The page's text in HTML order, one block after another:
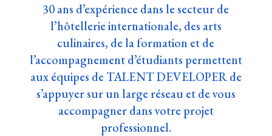
30 ans d’expérience dans le secteur de
l’hôtellerie internationale, des arts
culinaires, de la formation et de
l’accompagnement d’étudiants permettent
aux équipes de TALENT DEVELOPER de
s’appuyer sur un large réseau et de vous
accompagner dans votre projet
professionnel.